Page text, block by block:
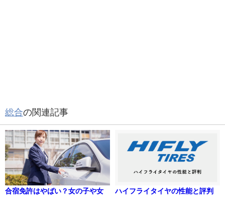
総合の関連記事
合宿免許はやばい？女の子や女
ハイフライタイヤの性能と評判